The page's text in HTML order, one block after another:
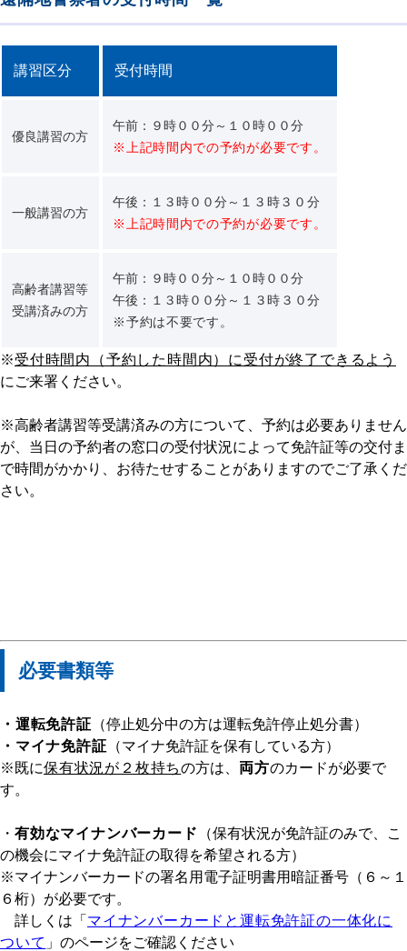
講習区分 受付時間
優良講習の方
午前：９時００分～１０時００分
※上記時間内での予約が必要です。
一般講習の方
午後：１３時００分～ １３時３０分
※上記時間内での予約が必要です。
高齢者講習等
受講済みの方
午前：９時００分～１０時００分
午後：１３時００分～１３時３０分
※予約は不要です。
※受付時間内（予約した時間内）に受付が終了できるよう
にご来署ください。
※高齢者講習等受講済みの方について、予約は必要ありません
が、当日の予約者の窓口の受付状況によって免許証等の交付ま
で時間がかかり、お待たせすることがありますのでご了承くだ
さい。
必要書類等
・運転免許証 （停止処分中の方は運転免許停止処分書）
・マイナ免許証 （マイナ免許証を保有している方）
※既に保有状況が２枚持ちの方は、 両方のカードが必要で
す。
・ 有効なマイナンバーカード （保有状況が免許証のみで、こ
の機会にマイナ免許証の取得を希望される方）
※マイナンバーカードの署名用電子証明書用暗証番号（６～１
６桁）が必要です。
詳しくは「 マイナンバーカードと運転免許証の一体化に
ついて 」のページをご確認ください